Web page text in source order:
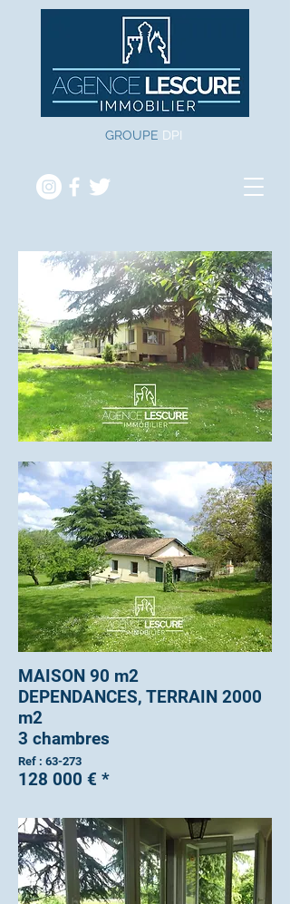
GROUPE DPI
MAISON 90 m2
DEPENDANCES, TERRAIN 2000
m2
3 chambres
Ref : 63-273
128 000 € *